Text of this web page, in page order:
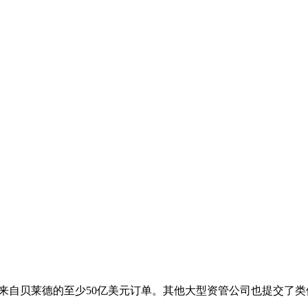
自贝莱德的至少50亿美元订单。其他大型资管公司也提交了类